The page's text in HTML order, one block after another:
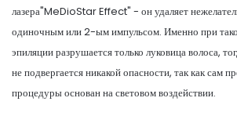
лазера"MeDioStar Effect" - он удаляет
одиночным или 2-ым импульсом. Именно при
эпиляции разрушается только луковица волоса,
не подвергается никакой опасности, так как сам
процедуры основан на световом воздействии.